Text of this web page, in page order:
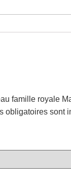
famille royale
obligatoires sont